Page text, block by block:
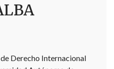
Derecho Internacional